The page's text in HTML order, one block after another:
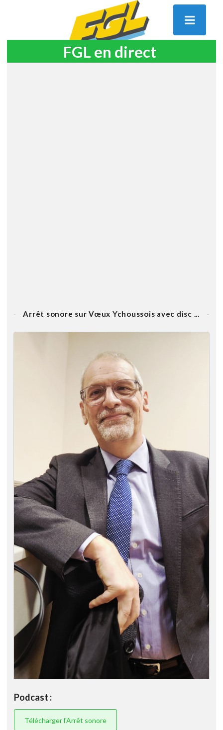
FGL en direct
Arrêt sonore sur Vœux Ychoussois avec disc ...
Podcast :
Télécharger l'Arrêt sonore